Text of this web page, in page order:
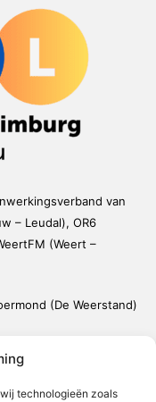
technologieën zoals
van
– Leudal), OR6
(Weert –
(De Weerstand)